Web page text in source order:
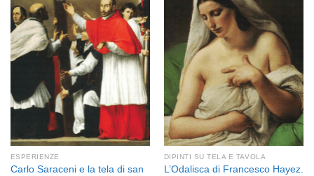
Aggiungi
alla lista
dei
desideri
ESPERIENZE
Carlo Saraceni e la tela di san
alla lista
dei
desideri
DIPINTI SU TELA E TAVOLA
L’Odalisca di Francesco Hayez.